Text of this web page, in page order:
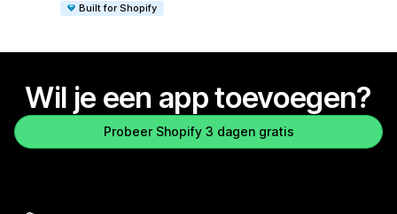
Built for Shopify
Wil je een app toevoegen?
Probeer Shopify 3 dagen gratis